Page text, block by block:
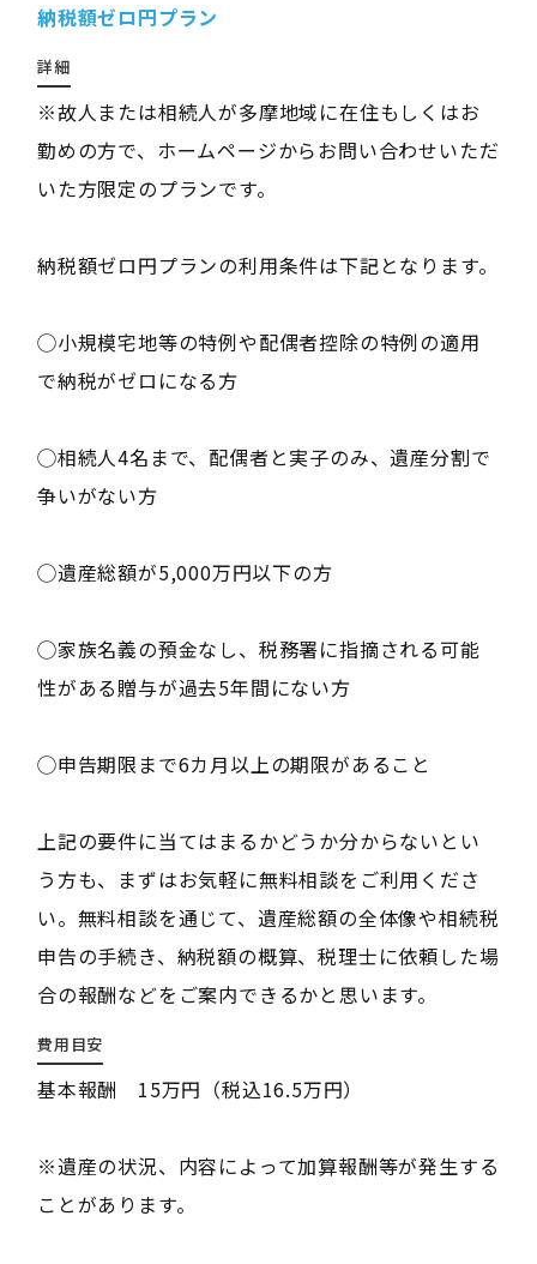
納税額ゼロ円プラン
詳細
※故人または相続人が多摩地域に在住もしくはお
勤めの方で、ホームページからお問い合わせいただ
いた方限定のプランです。
納税額ゼロ円プランの利用条件は下記となります。
◯小規模宅地等の特例や配偶者控除の特例の適用
で納税がゼロになる方
◯相続人4名まで、配偶者と実子のみ、遺産分割で
争いがない方
◯遺産総額が5,000万円以下の方
◯家族名義の預金なし、税務署に指摘される可能
性がある贈与が過去5年間にない方
◯申告期限まで6カ月以上の期限があること
上記の要件に当てはまるかどうか分からないとい
う方も、まずはお気軽に無料相談をご利用くださ
い。無料相談を通じて、遺産総額の全体像や相続税
申告の手続き、納税額の概算、税理士に依頼した場
合の報酬などをご案内できるかと思います。
費用目安
基本報酬 15万円（税込16.5万円）
※遺産の状況、内容によって加算報酬等が発生する
ことがあります。